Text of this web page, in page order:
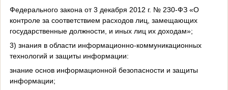
Федерального закона от 3 декабря 2012 г. № 230-ФЗ «О
контроле за соответствием расходов лиц, замещающих
государственные должности, и иных лиц их доходам»;
3) знания в области информационно-коммуникационных
технологий и защиты информации:
знание основ информационной безопасности и защиты
информации;